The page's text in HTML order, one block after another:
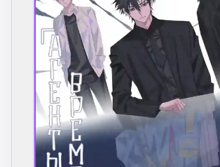
12 часов, менять узловые точки
не произошло в прошлом, будущее
касается. В последствии из-за
решений главные герои
и судьбой и в конце первого
ловушку, выход из которой им
в очередной порции стекла.